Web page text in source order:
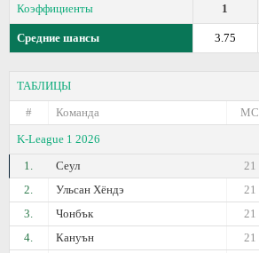
Коэффициенты 1
Средние шансы 3.75
ТАБЛИЦЫ
#
Команда
МС
K-League 1 2026
1.
Сеул
21
2.
Ульсан Хёндэ
21
3.
Чонбък
21
4.
Кануън
21